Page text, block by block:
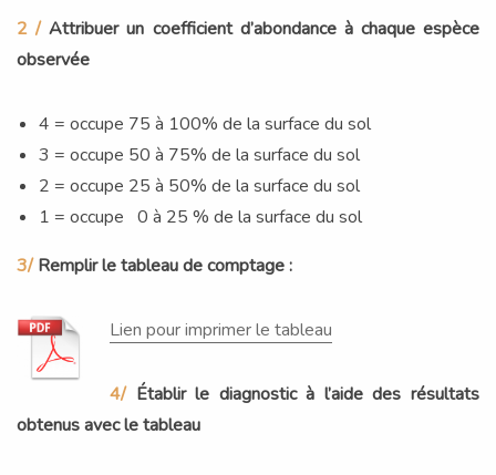
2 /Attribuer un coefficient d’abondance à chaque espèce
observée
4 = occupe 75 à 100% de la surface du sol
3 = occupe 50 à 75% de la surface du sol
2 = occupe 25 à 50% de la surface du sol
1 = occupe 0 à 25 % de la surface du sol
3/Remplir le tableau de comptage :
Lien pour imprimer le tableau
4/Établir le diagnostic à l’aide des résultats
obtenus avec le tableau